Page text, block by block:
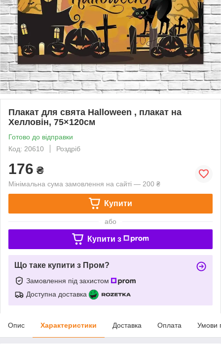
Плакат для свята Halloween , плакат на
Хелловін, 75×120см
Готово до відправки
Код: 20610
Роздріб
176 ₴
Мінімальна сума замовлення на сайті — 200 ₴
Купити
або
Купити з
Що таке купити з Пром?
Замовлення під захистом
Доступна доставка
Опис Характеристики Доставка Оплата Умови